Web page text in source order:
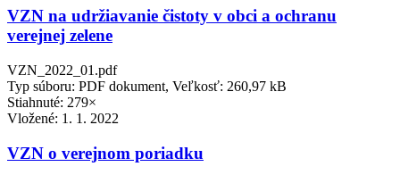
VZN na udržiavanie čistoty v obci a ochranu
verejnej zelene
VZN_2022_01.pdf
Typ súboru: PDF dokument, Veľkosť: 260,97 kB
Stiahnuté: 279×
Vložené: 1. 1. 2022
VZN o verejnom poriadku